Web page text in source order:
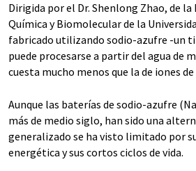
Dirigida por el Dr. Shenlong Zhao, de la
Química y Biomolecular de la
fabricado utilizando sodio-azufre -un
puede procesarse a partir del agua de
cuesta mucho menos que la de iones
Aunque las baterías de sodio-azufre
más de medio siglo, han sido una
generalizado se ha visto limitado por
energética y sus cortos ciclos de vida.